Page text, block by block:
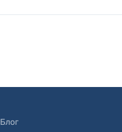
Блог